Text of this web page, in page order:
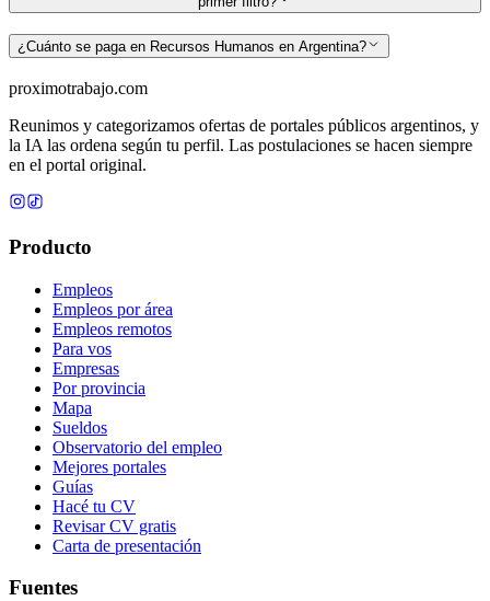
¿Cuánto se paga en Recursos Humanos en Argentina?
proximotrabajo.com
Reunimos y categorizamos ofertas de portales públicos argentinos, y
la IA las ordena según tu perfil. Las postulaciones se hacen siempre
en el portal original.
Producto
Empleos
Empleos por área
Empleos remotos
Para vos
Empresas
Por provincia
Mapa
Sueldos
Observatorio del empleo
Mejores portales
Guías
Hacé tu CV
Revisar CV gratis
Carta de presentación
Fuentes